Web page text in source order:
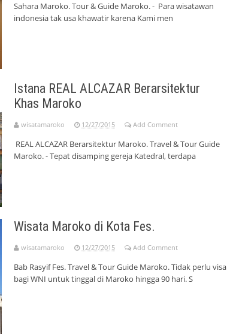
Sahara Maroko. Tour & Guide Maroko. - Para wisatawan
indonesia tak usa khawatir karena Kami men
Istana REAL ALCAZAR Berarsitektur
Khas Maroko
wisatamaroko 12/27/2015 Add Comment
REAL ALCAZAR Berarsitektur Maroko. Travel & Tour Guide
Maroko. - Tepat disamping gereja Katedral, terdapa
Wisata Maroko di Kota Fes.
wisatamaroko 12/27/2015 Add Comment
Bab Rasyif Fes. Travel & Tour Guide Maroko. Tidak perlu visa
bagi WNI untuk tinggal di Maroko hingga 90 hari. S